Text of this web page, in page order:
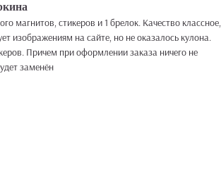
магнитов, стикеров и 1 брелок. Качество классное,
изображениям на сайте, но не оказалось кулона.
Причем при оформлении заказа ничего не
заменён